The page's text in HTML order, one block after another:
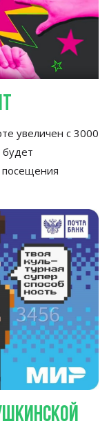
увеличен с 3000
будет
посещения